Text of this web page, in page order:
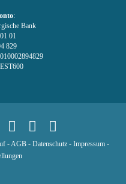
:
Bank
01
829
-AGB- Datenschutz- Impressum-